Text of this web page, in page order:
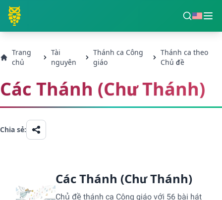
Trang
chủ
Tài
nguyên
Thánh ca Công
giáo
Thánh ca theo
Chủ đề
Các Thánh (Chư Thánh)
Chia sẻ:
Các Thánh (Chư Thánh)
Chủ đề thánh ca Công giáo với 56 bài hát